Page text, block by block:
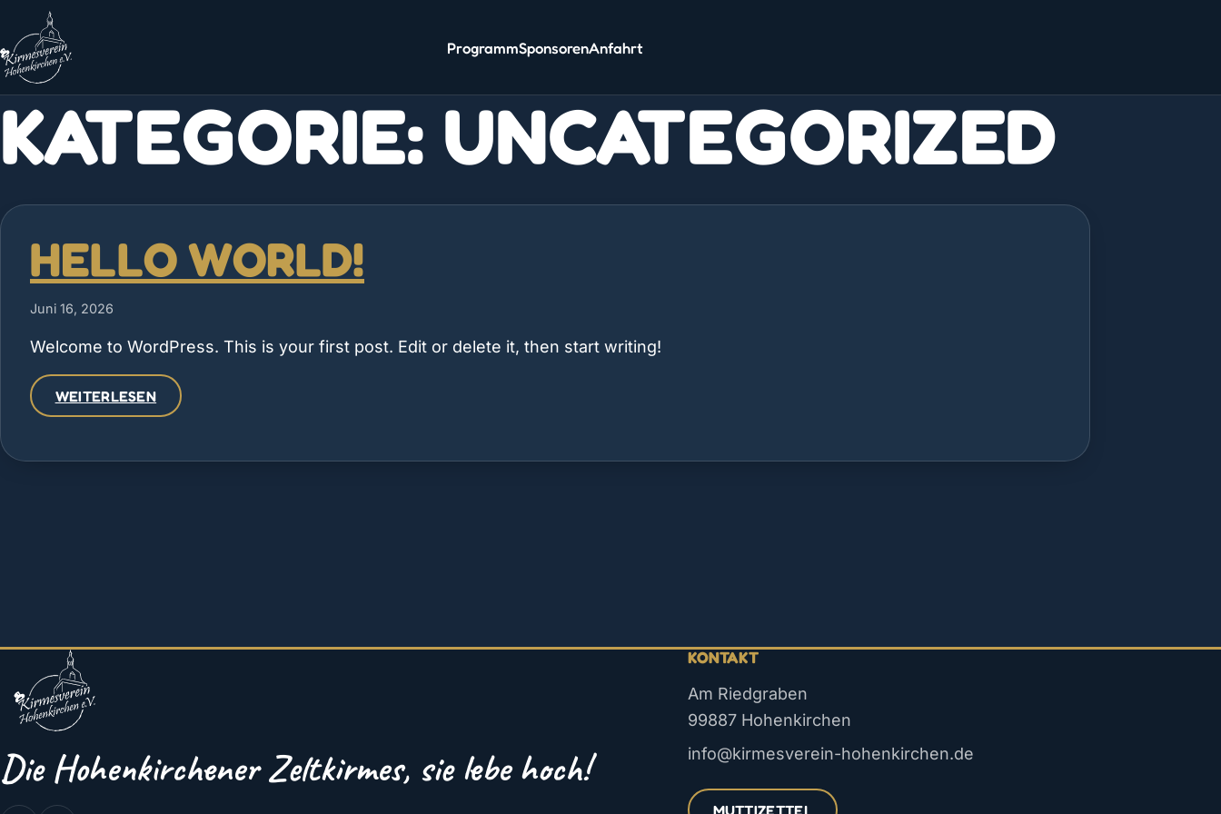
ProgrammSponsorenAnfahrt
KATEGORIE: UNCATEGORIZED
HELLO WORLD!
Juni 16, 2026
Welcome to WordPress. This is your first post. Edit or delete it, then start writing!
WEITERLESEN
Die Hohenkirchener Zeltkirmes, sie lebe hoch!
KONTAKT
Am Riedgraben
99887 Hohenkirchen
info@kirmesverein-hohenkirchen.de
MUTTIZETTEL